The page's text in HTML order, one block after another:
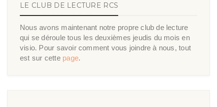
LE CLUB DE LECTURE RCS
Nous avons maintenant notre propre club de lecture
qui se déroule tous les deuxièmes jeudis du mois en
visio. Pour savoir comment vous joindre à nous, tout
est sur cette page.